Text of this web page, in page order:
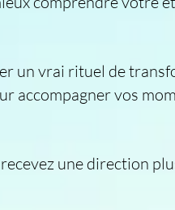
un vrai rituel de
accompagner vos
une direction